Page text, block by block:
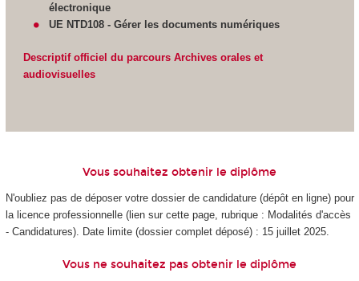
électronique
UE NTD108 - Gérer les documents numériques
Descriptif officiel du parcours Archives orales et
audiovisuelles
Vous souhaitez obtenir le diplôme
N'oubliez pas de déposer votre dossier de candidature (dépôt en ligne) pour
la licence professionnelle (lien sur cette page, rubrique : Modalités d'accès
- Candidatures). Date limite (dossier complet déposé) : 15 juillet 2025.
Vous ne souhaitez pas obtenir le diplôme